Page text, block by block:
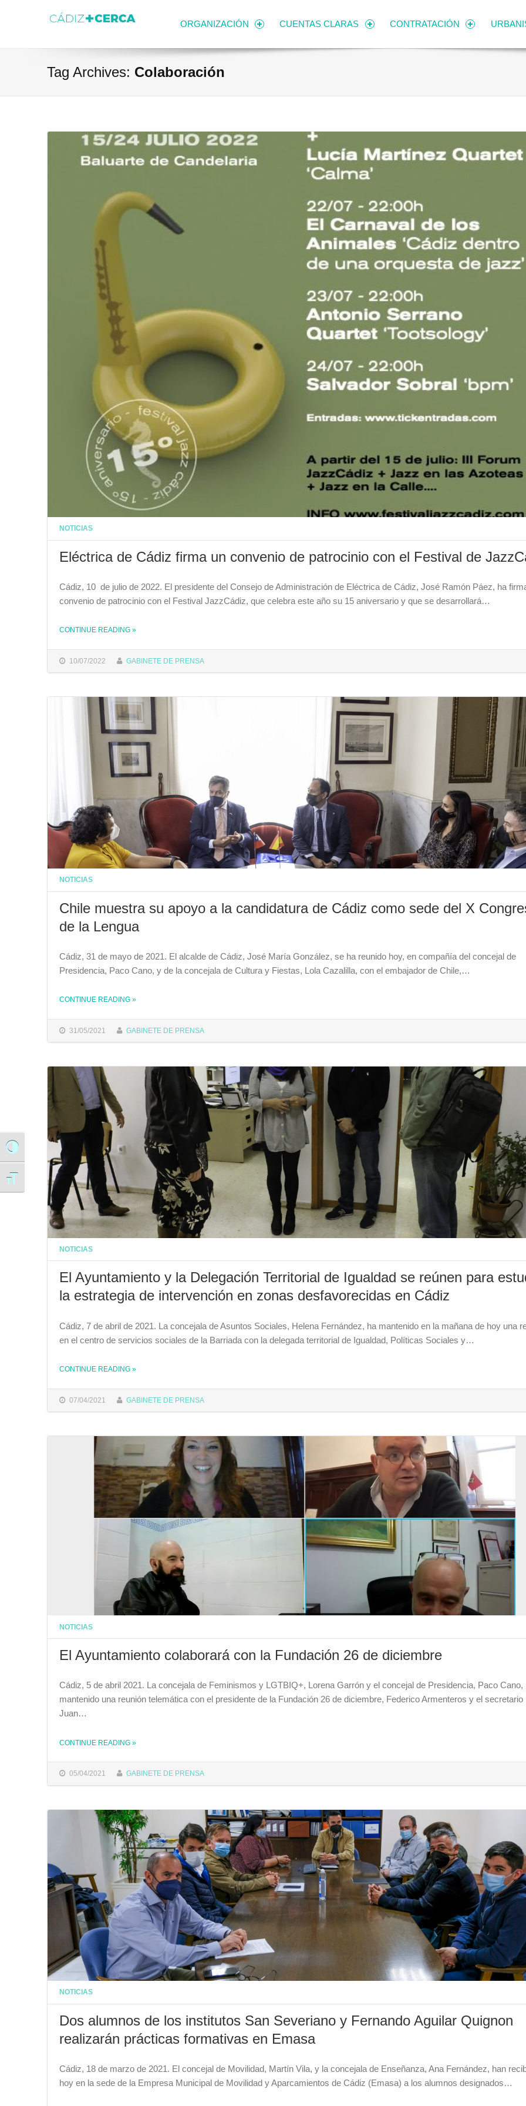
Alternar alto contraste
Alternar tamaño de letra
ORGANIZACIÓN CUENTAS CLARAS CONTRATACIÓN
Tag Archives: Colaboración
NOTICIAS
Eléctrica de Cádiz firma un convenio de patrocinio con el Festival de
10/07/2022 GABINETE DE PRENSA
Cádiz, 10 de julio de 2022. El presidente del Consejo de Administración de Eléctrica de Cádiz, José Ramón Páez, ha
convenio de patrocinio con el Festival JazzCádiz, que celebra este año su 15 aniversario y que se desarrollará…
CONTINUE READING THE "ELÉCTRICA DE CÁDIZ FIRMA UN CONVENIO DE PATROCINIO CON EL FESTIVAL DE JAZZCÁDIZ"
»
NOTICIAS
Chile muestra su apoyo a la candidatura de Cádiz como sede del X
de la Lengua
31/05/2021 GABINETE DE PRENSA
Cádiz, 31 de mayo de 2021. El alcalde de Cádiz, José María González, se ha reunido hoy, en compañía del concejal de
Presidencia, Paco Cano, y de la concejala de Cultura y Fiestas, Lola Cazalilla, con el embajador de Chile,…
CONTINUE READING THE "CHILE MUESTRA SU APOYO A LA CANDIDATURA DE CÁDIZ COMO SEDE DEL X CONGRESO DE LA LENGUA"
»
NOTICIAS
El Ayuntamiento y la Delegación Territorial de Igualdad se reúnen para
la estrategia de intervención en zonas desfavorecidas en Cádiz
07/04/2021 GABINETE DE PRENSA
Cádiz, 7 de abril de 2021. La concejala de Asuntos Sociales, Helena Fernández, ha mantenido en la mañana de hoy una
en el centro de servicios sociales de la Barriada con la delegada territorial de Igualdad, Políticas Sociales y…
CONTINUE READING
THE "EL AYUNTAMIENTO Y LA DELEGACIÓN TERRITORIAL DE IGUALDAD SE REÚNEN PARA ESTUDIAR LA ESTRATEGIA DE INTERVENCIÓN EN ZONAS DESFAVORECIDAS EN CÁDIZ"
»
NOTICIAS
El Ayuntamiento colaborará con la Fundación 26 de diciembre
05/04/2021 GABINETE DE PRENSA
Cádiz, 5 de abril 2021. La concejala de Feminismos y LGTBIQ+, Lorena Garrón y el concejal de Presidencia, Paco Cano,
mantenido una reunión telemática con el presidente de la Fundación 26 de diciembre, Federico Armenteros y el secretario
Juan…
CONTINUE READING »
NOTICIAS
Dos alumnos de los institutos San Severiano y Fernando Aguilar Quignon
realizarán prácticas formativas en Emasa
Cádiz, 18 de marzo de 2021. El concejal de Movilidad, Martín Vila, y la concejala de Enseñanza, Ana Fernández, han
hoy en la sede de la Empresa Municipal de Movilidad y Aparcamientos de Cádiz (Emasa) a los alumnos designados…